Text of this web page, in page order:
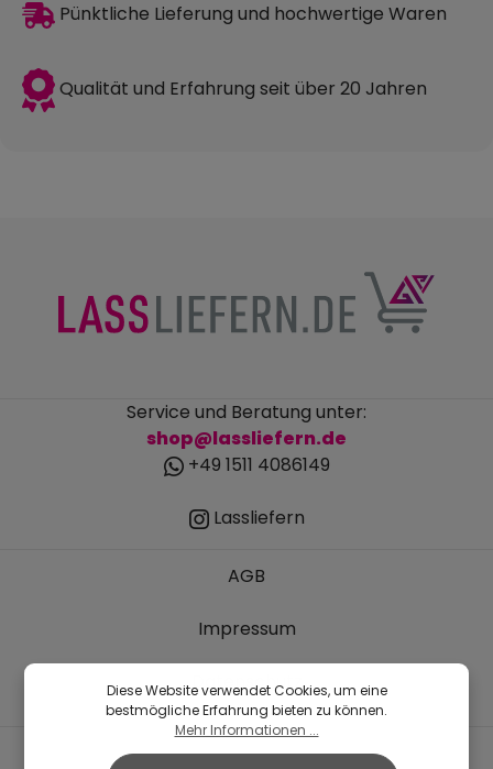
Pünktliche Lieferung und hochwertige Waren
Qualität und Erfahrung seit über 20 Jahren
Service und Beratung unter:
shop@lassliefern.de
+49 1511 4086149
Lassliefern
AGB
Impressum
Datenschutz
Diese Website verwendet Cookies, um eine
bestmögliche Erfahrung bieten zu können.
Mehr Informationen ...